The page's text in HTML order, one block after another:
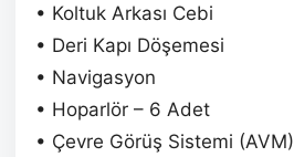
• Koltuk Arkası Cebi
• Deri Kapı Döşemesi
• Navigasyon
• Hoparlör – 6 Adet
• Çevre Görüş Sistemi (AVM)